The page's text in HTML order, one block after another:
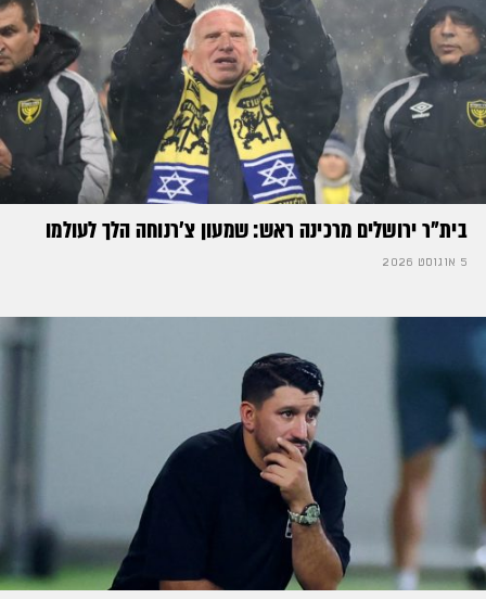
בית"ר ירושלים מרכינה ראש: שמעון צ'רנוחה הלך לעולמו
5 אוגוסט 2026